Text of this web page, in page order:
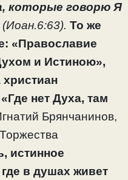
которые говорю Я
(Иоан.6:63). То же
«Православие
и Истиною»,
христиан
нет Духа, там
Брянчанинов,
истинное
в душах живет